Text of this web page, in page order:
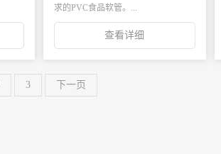
求的PVC食品软管。...
查看详细
3 下一页